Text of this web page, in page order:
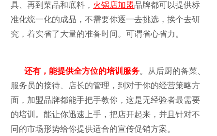
具、再到菜品和底料， 火锅店加盟品牌都可以提供标
准化统一化的成品，不需要你逐一去挑选，挨个去研
究，着实省了大量的准备时间。可谓省心省力。
还有，能提供全方位的培训服务。从后厨的备菜、
服务员的接待、店长的管理，到对于你的经营策略方
面，加盟品牌都能手把手教你，这是无经验者最需要
的培训。能让你迅速上手，把店开起来，并且针对不
同的市场形势给你提供适合的宣传促销方案。